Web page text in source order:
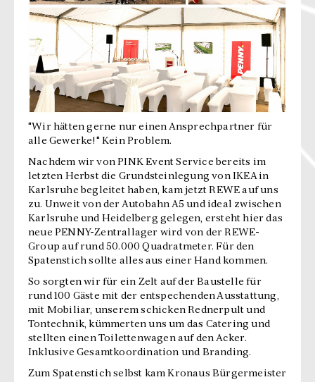
"Wir hätten gerne nur einen Ansprechpartner für
alle Gewerke!" Kein Problem.
Nachdem wir von PINK Event Service bereits im
letzten Herbst die Grundsteinlegung von IKEA in
Karlsruhe begleitet haben, kam jetzt REWE auf uns
zu. Unweit von der Autobahn A5 und ideal zwischen
Karlsruhe und Heidelberg gelegen, ersteht hier das
neue PENNY-Zentrallager wird von der REWE-
Group auf rund 50.000 Quadratmeter. Für den
Spatenstich sollte alles aus einer Hand kommen.
So sorgten wir für ein Zelt auf der Baustelle für
rund 100 Gäste mit der entspechenden Ausstattung,
mit Mobiliar, unserem schicken Rednerpult und
Tontechnik, kümmerten uns um das Catering und
stellten einen Toilettenwagen auf den Acker.
Inklusive Gesamtkoordination und Branding.
Zum Spatenstich selbst kam Kronaus Bürgermeister